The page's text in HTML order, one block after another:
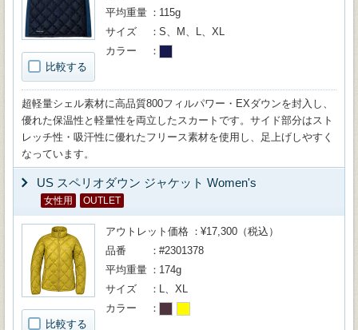
比較する
平均重量
115g
サイズ
S、M、L、XL
カラー
超軽量シェル素材に高品質800フィルパワー・EXダウンを封入し、
優れた保温性と軽量性を両立したスカートです。サイド部分はスト
レッチ性・吸汗性に優れたフリース素材を使用し、足上げしやすく
なっています。
US スペリオダウン ジャケット Women's
女性用 OUTLET
比較する
アウトレット価格
¥17,300（税込）
品番
#2301378
平均重量
174g
サイズ
L、XL
カラー